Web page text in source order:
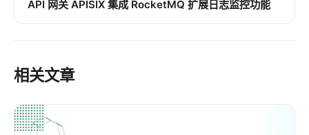
API 网关 APISIX 集成 RocketMQ 扩展日志监控功能
相关文章